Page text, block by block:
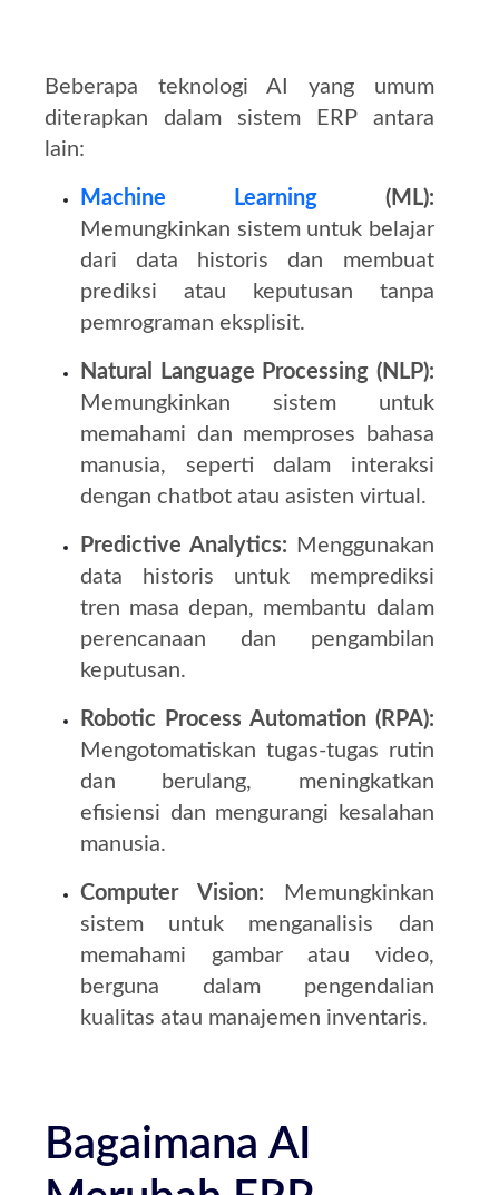
Beberapa teknologi AI yang umum
diterapkan dalam sistem ERP antara
lain:
Machine Learning(ML):
Memungkinkan sistem untuk belajar
dari data historis dan membuat
prediksi atau keputusan tanpa
pemrograman eksplisit.
Natural Language Processing (NLP):
Memungkinkan sistem untuk
memahami dan memproses bahasa
manusia, seperti dalam interaksi
dengan chatbot atau asisten virtual.
Predictive Analytics: Menggunakan
data historis untuk memprediksi
tren masa depan, membantu dalam
perencanaan dan pengambilan
keputusan.
Robotic Process Automation (RPA):
Mengotomatiskan tugas-tugas rutin
dan berulang, meningkatkan
efisiensi dan mengurangi kesalahan
manusia.
Computer Vision:
Memungkinkan
sistem untuk menganalisis dan
memahami gambar atau video,
berguna dalam pengendalian
kualitas atau manajemen inventaris.
Bagaimana AI